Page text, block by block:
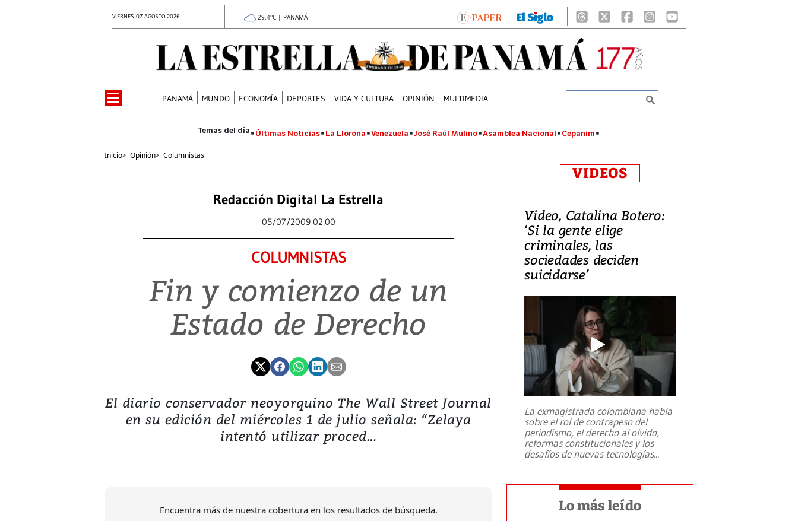
VIERNES 07 AGOSTO 2026 29.4°C | PANAMÁ
PANAMÁ MUNDO ECONOMÍA DEPORTES VIDA Y CULTURA OPINIÓN MULTIMEDIA
Últimas Noticias La Llorona Venezuela José Raúl Mulino Asamblea Nacional Cepanim
Inicio> Opinión> Columnistas
Redacción Digital La Estrella
05/07/2009 02:00
COLUMNISTAS
Fin y comienzo de un
Estado de Derecho
El diario conservador neoyorquino The Wall Street Journal
en su edición del miércoles 1 de julio señala: “Zelaya
intentó utilizar proced...
Encuentra más de nuestra cobertura en los resultados de búsqueda.
VIDEOS
Video, Catalina Botero:
‘Si la gente elige
criminales, las
sociedades deciden
suicidarse’
La exmagistrada colombiana habla
sobre el rol de contrapeso del
periodismo, el derecho al olvido,
reformas constitucionales y los
desafíos de nuevas tecnologías...
Lo más leído